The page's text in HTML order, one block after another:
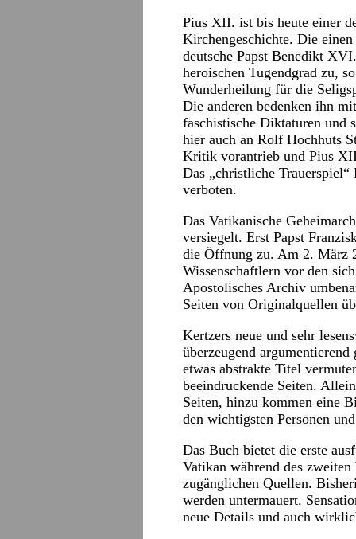
Pius XII. ist bis heute einer
Kirchengeschichte. Die
deutsche Papst Benedikt
heroischen Tugendgrad zu,
Wunderheilung für die
Die anderen bedenken ihn
faschistische Diktaturen und
hier auch an Rolf Hochhuts
Kritik vorantrieb und Pius
Das „christliche
verboten.
Das Vatikanische
versiegelt. Erst Papst
die Öffnung zu. Am 2. März
Wissenschaftlern vor den
Apostolisches Archiv
Seiten von Originalquellen
Kertzers neue und sehr
überzeugend
etwas abstrakte Titel
beeindruckende Seiten.
Seiten, hinzu kommen eine
den wichtigsten Personen
Das Buch bietet die erste
Vatikan während des
zugänglichen Quellen.
werden untermauert.
neue Details und auch